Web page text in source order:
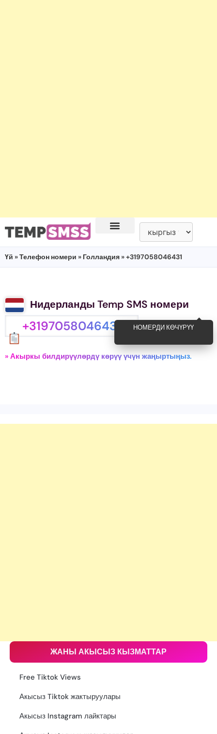
Үй »Телефон номери » Голландия » +3197058046431
Нидерланды Temp SMS номери
+3197058046431 НОМЕРДИ КӨЧҮРҮҮ
» Акыркы билдирүүлөрдү көрүү үчүн жаңыртыңыз.
ЖАНЫ АКЫСЫЗ КЫЗМАТТАР
Free Tiktok Views
Акысыз Tiktok жактыруулары
Акысыз Instagram лайктары